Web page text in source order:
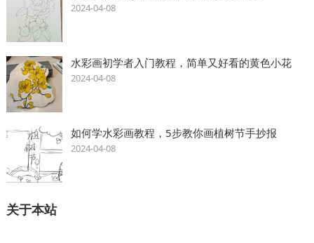
2024-04-08
水彩画初学者入门教程，简单又好看的黄色小花
2024-04-08
如何学水彩画教程，5步教你画植树节手抄报
2024-04-08
关于本站